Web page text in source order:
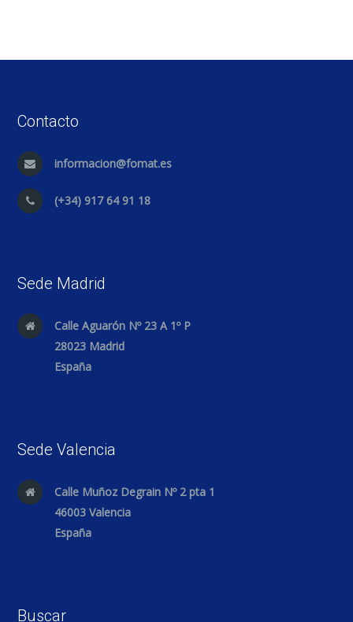
Contacto
informacion@fomat.es
(+34) 917 64 91 18
Sede Madrid
Calle Aguarón Nº 23 A 1º P
28023 Madrid
España
Sede Valencia
Calle Muñoz Degrain Nº 2 pta 1
46003 Valencia
España
Buscar